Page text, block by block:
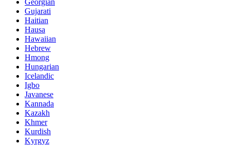
Gujarati
Haitian
Hausa
Hawaiian
Hebrew
Hmong
Hungarian
Icelandic
Igbo
Javanese
Kannada
Kazakh
Khmer
Kurdish
Kyrgyz